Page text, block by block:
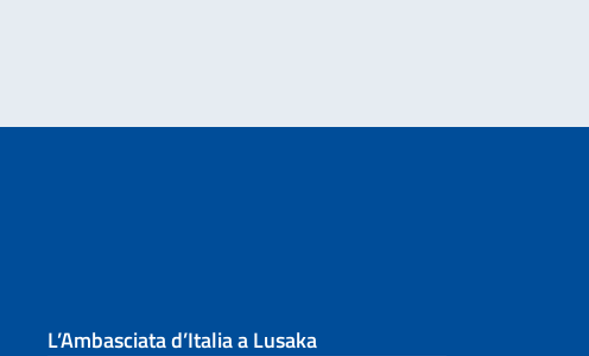
L’Ambasciata d’Italia a Lusaka